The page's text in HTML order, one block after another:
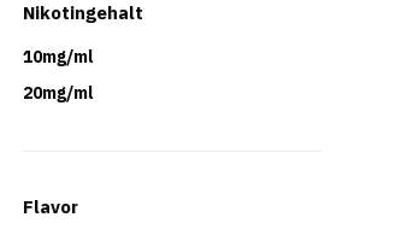
Nikotingehalt
10mg/ml
20mg/ml
Flavor